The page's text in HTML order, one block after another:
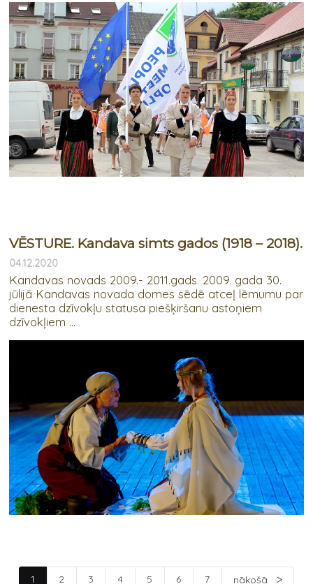
VĒSTURE. Kandava simts gados (1918 – 2018).
04.12.2020
Kandavas novads 2009.- 2011.gads. 2009. gada 30.
jūlijā Kandavas novada domes sēdē atceļ lēmumu par
dienesta dzīvokļu statusa piešķiršanu astoņiem
dzīvokļiem ...
1 2 3 4 5 6 7 nākošā